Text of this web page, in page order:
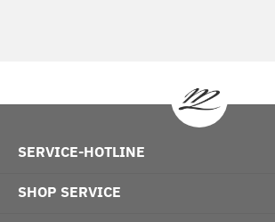
SERVICE-HOTLINE
SHOP SERVICE